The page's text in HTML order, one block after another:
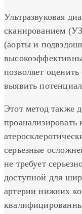
Ультразвуковая
сканированием
(аорты и
позволяет
выявить
Этот метод также
проанализировать
серьезные
не требует
доступной для
артерии нижних